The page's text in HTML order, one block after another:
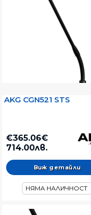
AKG CGN521 STS
€365.06€
714.00лв.
Виж детайли
НЯМА НАЛИЧНОСТ